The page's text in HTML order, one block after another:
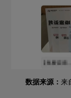
数据来源： 来